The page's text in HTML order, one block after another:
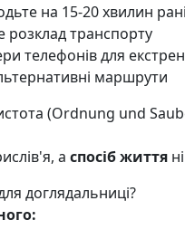
на 15-20 хвилин
розклад транспорту
телефонів для
маршрути
(Ordnung und
а спосіб життя
доглядальниці?